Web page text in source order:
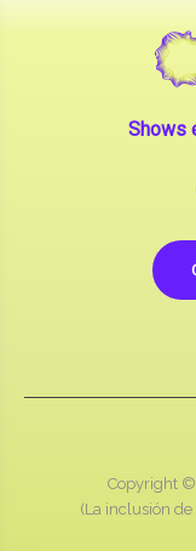
Shows
Copyright ©
(La inclusión